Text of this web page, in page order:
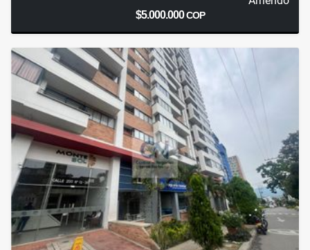
$5.000.000COP